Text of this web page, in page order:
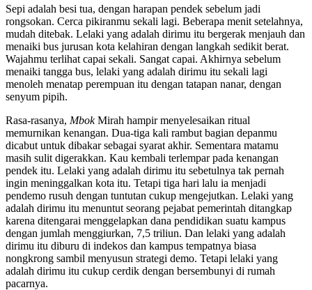
Sepi adalah besi tua, dengan harapan pendek sebelum jadi
rongsokan. Cerca pikiranmu sekali lagi. Beberapa menit setelahnya,
mudah ditebak. Lelaki yang adalah dirimu itu bergerak menjauh dan
menaiki bus jurusan kota kelahiran dengan langkah sedikit berat.
Wajahmu terlihat capai sekali. Sangat capai. Akhirnya sebelum
menaiki tangga bus, lelaki yang adalah dirimu itu sekali lagi
menoleh menatap perempuan itu dengan tatapan nanar, dengan
senyum pipih.
Rasa-rasanya, MbokMirah hampir menyelesaikan ritual
memurnikan kenangan. Dua-tiga kali rambut bagian depanmu
dicabut untuk dibakar sebagai syarat akhir. Sementara matamu
masih sulit digerakkan. Kau kembali terlempar pada kenangan
pendek itu. Lelaki yang adalah dirimu itu sebetulnya tak pernah
ingin meninggalkan kota itu. Tetapi tiga hari lalu ia menjadi
pendemo rusuh dengan tuntutan cukup mengejutkan. Lelaki yang
adalah dirimu itu menuntut seorang pejabat pemerintah ditangkap
karena ditengarai menggelapkan dana pendidikan suatu kampus
dengan jumlah menggiurkan, 7,5 triliun. Dan lelaki yang adalah
dirimu itu diburu di indekos dan kampus tempatnya biasa
nongkrong sambil menyusun strategi demo. Tetapi lelaki yang
adalah dirimu itu cukup cerdik dengan bersembunyi di rumah
pacarnya.